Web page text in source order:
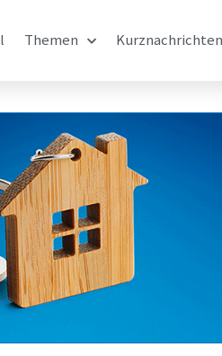
Themen Kurznachrichten